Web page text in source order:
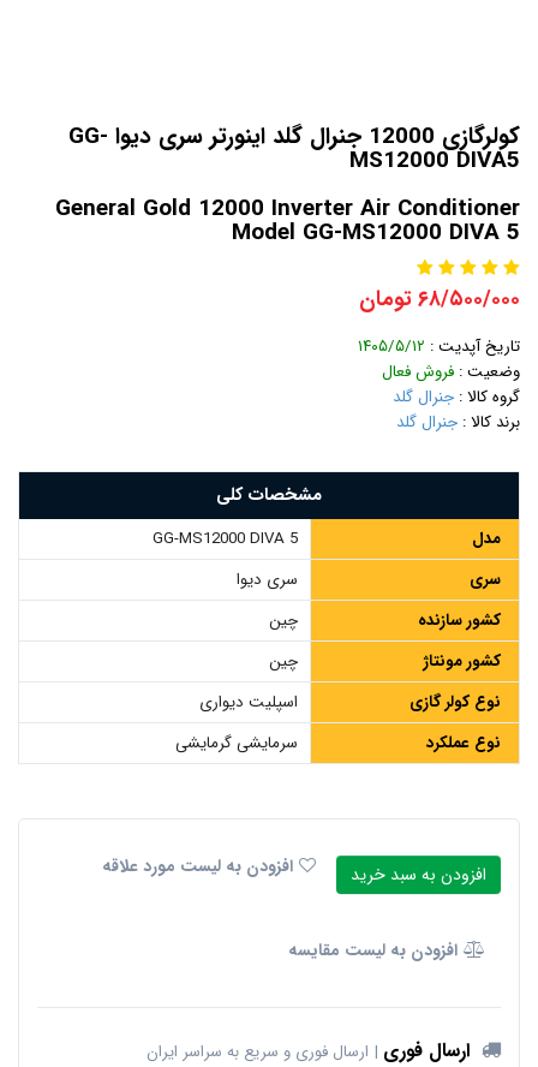
کولرگازی 12000 جنرال گلد اینورتر سری دیوا GG-
MS12000 DIVA5
General Gold 12000 Inverter Air Conditioner
Model GG-MS12000 DIVA 5
۶۸/۵۰۰/۰۰۰ تومان
تاریخ آپدیت : ۱۴۰۵/۵/۱۲
وضعیت : فروش فعال
گروه کالا : جنرال گلد
برند کالا : جنرال گلد
مشخصات کلی
مدل
GG-MS12000 DIVA 5
سری
سری دیوا
کشور سازنده
چین
کشور مونتاژ
چین
نوع کولر گازی
اسپلیت دیواری
نوع عملکرد
سرمایشی گرمایشی
افزودن به سبد خرید افزودن به لیست مورد علاقه
افزودن به لیست مقایسه
ارسال فوری ارسال فوری و سریع به سراسر ایران